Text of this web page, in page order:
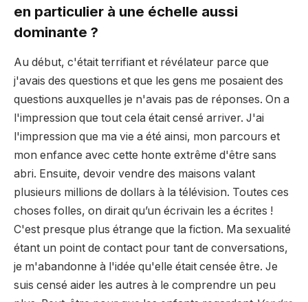
en particulier à une échelle aussi
dominante ?
Au début, c'était terrifiant et révélateur parce que
j'avais des questions et que les gens me posaient des
questions auxquelles je n'avais pas de réponses. On a
l'impression que tout cela était censé arriver. J'ai
l'impression que ma vie a été ainsi, mon parcours et
mon enfance avec cette honte extrême d'être sans
abri. Ensuite, devoir vendre des maisons valant
plusieurs millions de dollars à la télévision. Toutes ces
choses folles, on dirait qu’un écrivain les a écrites !
C'est presque plus étrange que la fiction. Ma sexualité
étant un point de contact pour tant de conversations,
je m'abandonne à l'idée qu'elle était censée être. Je
suis censé aider les autres à le comprendre un peu